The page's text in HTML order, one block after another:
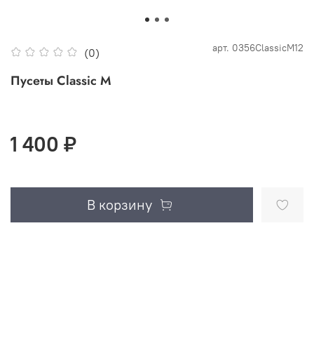
(0) арт. 0356ClassicM12
Пусеты Classic M
1 400 ₽
В корзину